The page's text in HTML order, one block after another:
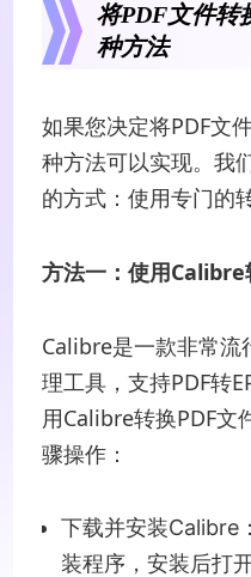
将PDF文件转
种方法
如果您决定将PDF文
种方法可以实现。我
的方式：使用专门的
方法一：使用Calibre
Calibre是一款非常流
理工具，支持PDF转
用Calibre转换PDF文
骤操作：
下载并安装Calibre
装程序，安装后打